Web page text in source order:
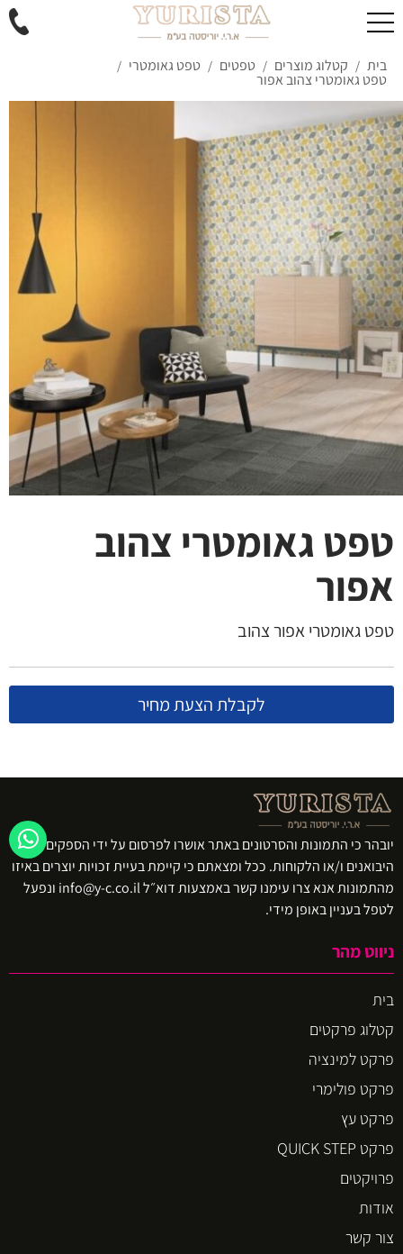
בית / קטלוג מוצרים / טפטים / טפט גאומטרי /
טפט גאומטרי צהוב אפור
טפט גאומטרי צהוב
אפור
טפט גאומטרי אפור צהוב
לקבלת הצעת מחיר
יובהר כי התמונות והסרטונים באתר אושרו לפרסום על ידי הספקים ו/או
היבואנים ו/או הלקוחות. ככל ומצאתם כי קיימת בעיית זכויות יוצרים באיזו
מהתמונות אנא צרו עימנו קשר באמצעות דוא״ל info@y-c.co.il ונפעל
לטפל בעניין באופן מידי.
ניווט מהר
בית
קטלוג פרקטים
פרקט למינציה
פרקט פולימרי
פרקט עץ
פרקט QUICK STEP
פרויקטים
אודות
צור קשר